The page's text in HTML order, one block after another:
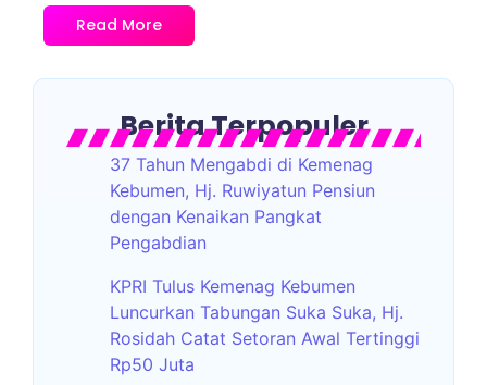
Read More
Berita Terpopuler
37 Tahun Mengabdi di Kemenag
Kebumen, Hj. Ruwiyatun Pensiun
dengan Kenaikan Pangkat
Pengabdian
KPRI Tulus Kemenag Kebumen
Luncurkan Tabungan Suka Suka, Hj.
Rosidah Catat Setoran Awal Tertinggi
Rp50 Juta